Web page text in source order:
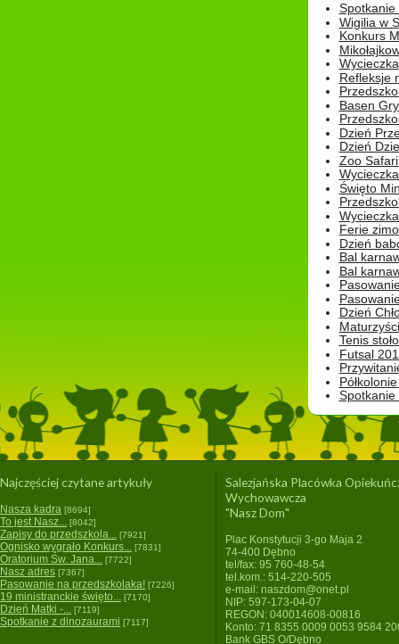
Spotkanie
Wigilia w
Konkurs
Refleksje
Basen
Dzień
Dzień
Zoo
Święto
Ferie
Dzień
Bal
Bal
Dzień
Tenis
Futsal
Najczęściej czytane artykuły
Nasza kadra [8694]
To jest Nasz... [8042]
Zapisy do przedszkola... [7921]
Ognisko wygrało Konkurs... [7831]
Oratorium Św. Jana... [7722]
Nasz adres [7367]
Pasowanie na przedszkolaka! [7226]
19 ministranckie święto... [7170]
Dzień Matki -... [7119]
Spotkanie z dinozaurami [7117]
Salezjańska Placówka
Wychowawcza
"Nasz Dom"
Plac Konstytucji 3-go Maja 2
74-400 Dębno
tel/fax: 95 760-48-54
tel.kom.: 514-220-505
e-mail: naszdom@onet.pl
NIP: 597-173-04-07
REGON: 040014608-00816
Konto: 71 8355 0009 0053 9584
Bank GBS O/Dębno